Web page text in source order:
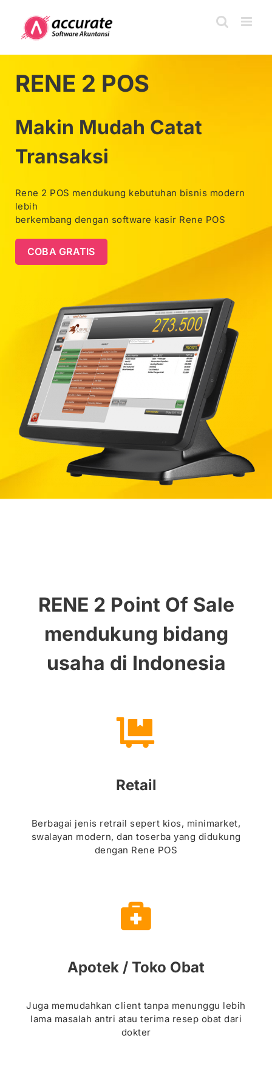
content
RENE 2 POS
Makin Mudah Catat
Transaksi
Rene 2 POS mendukung kebutuhan bisnis modern
lebih
berkembang dengan software kasir Rene POS
COBA GRATIS
RENE 2 Point Of Sale
mendukung bidang
usaha di Indonesia
Retail
Berbagai jenis retrail sepert kios, minimarket,
swalayan modern, dan toserba yang didukung
dengan Rene POS
Apotek / Toko Obat
Juga memudahkan client tanpa menunggu lebih
lama masalah antri atau terima resep obat dari
dokter